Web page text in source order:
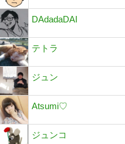
DAdadaDAI
テトラ
ジュン
Atsumi♡
ジュンコ